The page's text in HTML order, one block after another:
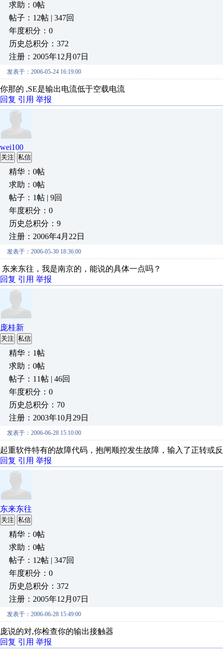
求助：0帖
帖子：12帖 | 347回
年度积分：0
历史总积分：372
注册：2005年12月07日
发表于：2006-05-24 16:19:00
你那的 ,SE是输出电流低于空载电流
回复 引用 举报
wei100
关注 私信
精华：0帖
求助：0帖
帖子：1帖 | 9回
年度积分：0
历史总积分：9
注册：2006年4月22日
发表于：2006-05-30 18:36:00
东来东往，我是南京的，能说的具体一点吗？
回复 引用 举报
庞桂新
关注 私信
精华：1帖
求助：0帖
帖子：11帖 | 46回
年度积分：0
历史总积分：70
注册：2003年10月29日
发表于：2006-06-28 15:10:00
起重软件特有的故障代码，抱闸顺控发生故障，输入了正转或
回复 引用 举报
东来东往
关注 私信
精华：0帖
求助：0帖
帖子：12帖 | 347回
年度积分：0
历史总积分：372
注册：2005年12月07日
发表于：2006-06-28 15:49:00
庞说的对,你检查你的输出接触器
回复 引用 举报